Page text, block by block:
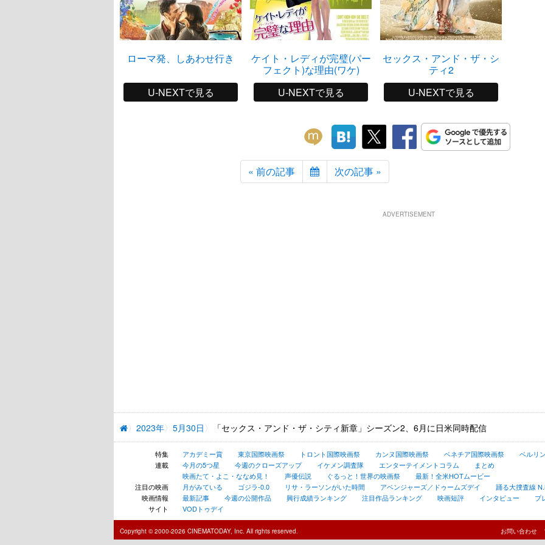
ローマ発、しあわせ行き
U-NEXTで見る
ケイト・レディが完璧(パー
フェクト)な理由(ワケ)
U-NEXTで見る
セックス・アンド・ザ・シ
ティ2
U-NEXTで見る
« 前の記事 次の記事 »
ADVERTISEMENT
2023年 5月30日 「セックス・アンド・ザ・シティ新章」シーズン2、6月に日米同時配信
特集 アカデミー賞 東京国際映画祭 トロント国際映画祭 カンヌ国際映画祭 ベネチア国際映画祭 ベルリ
連載
今月の5つ星 今週のクローズアップ イケメン調査隊 エンターテイメントコラム
まとめ
映画たて・よこ・ななめ見！
声優伝説 ぐるっと！世界の映画祭
最新！全米HOTムービー
注目の映画
月がみている ゴジラ-0.0 リサ・ラーソンがいた時間 アベンジャーズ／ドゥームズデイ
踊る大捜査線
映画情報
最新記事 今週の公開作品 興行成績ランキング 注目作品ランキング 映画短評 インタビュー
プ
サイト
VODトゥデイ
Copyright © 2000-2026 CINEMATODAY, Inc. All rights reserved. お問い合わせ